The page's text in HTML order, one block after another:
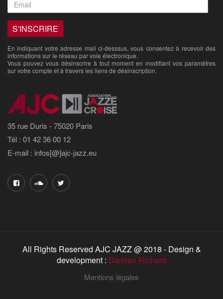
En indiquant votre adresse mail ci-desssus, vous consentez à recevoir des
informations sur le réseau par voie électronique.
Vous pouvez vous désinscrire à tout moment en modifiant vos paramètres
sur votre compte et à travers les liens de désinscription.
35 rue Duris - 75020 Paris
Tél : 01 42 36 00 12
E-mail : infos[@]ajc-jazz.eu
All Rights Reserved AJC JAZZ @ 2018 - Design &
development : Damien Richard
Mentions légales